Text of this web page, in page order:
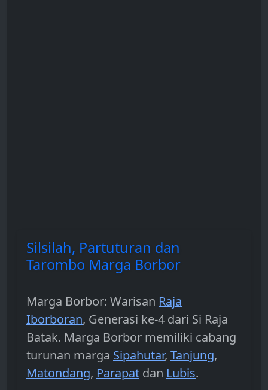
Silsilah, Partuturan dan
Tarombo Marga Borbor
Marga Borbor: Warisan Raja
Iborboran, Generasi ke-4 dari Si Raja
Batak. Marga Borbor memiliki cabang
turunan marga Sipahutar, Tanjung,
Matondang, Parapat dan Lubis.